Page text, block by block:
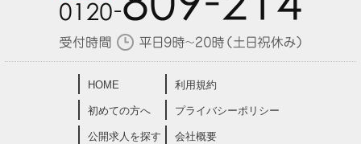
HOME
初めての方へ
公開求人を探す
利用規約
プライバシーポリシー
会社概要